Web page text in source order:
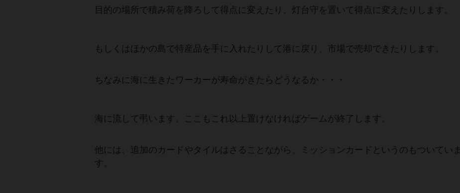
目的の場所で積み荷を降ろして得点に変えたり、灯台守を置いて得点に変えたりします。
もしくはほかの島で特産品を手に入れたりして港に戻り、市場で売却できたりします。
ちなみに海に生きたワーカーが寿命がきたらどうなるか・・・
海に流して弔います、ここもこれ以上置けなければゲームが終了します。
他には、追加のカードやタイルはさることながら、ミッションカードというのもついていま
す。